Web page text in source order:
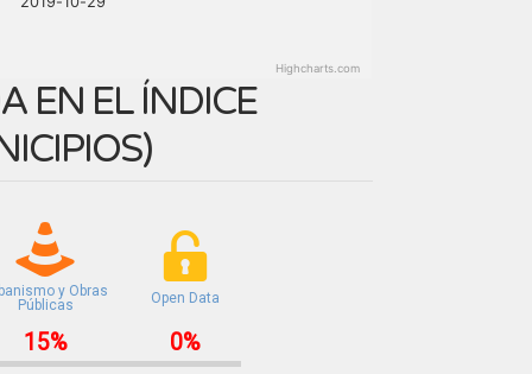
Highcharts.com
EN EL ÍNDICE
)
y Obras
Públicas
15%
Open Data
0%